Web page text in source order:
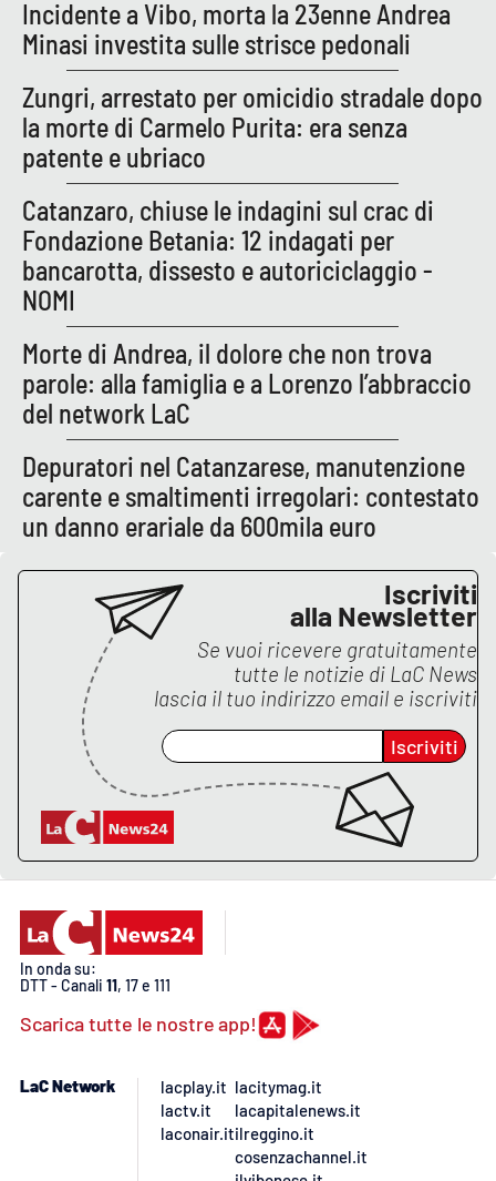
Incidente a Vibo, morta la 23enne Andrea
Minasi investita sulle strisce pedonali
Zungri, arrestato per omicidio stradale dopo
la morte di Carmelo Purita: era senza
patente e ubriaco
Catanzaro, chiuse le indagini sul crac di
Fondazione Betania: 12 indagati per
bancarotta, dissesto e autoriciclaggio -
NOMI
Morte di Andrea, il dolore che non trova
parole: alla famiglia e a Lorenzo l’abbraccio
del network LaC
Depuratori nel Catanzarese, manutenzione
carente e smaltimenti irregolari: contestato
un danno erariale da 600mila euro
Iscriviti
alla Newsletter
Se vuoi ricevere gratuitamente
tutte le notizie di LaC News
lascia il tuo indirizzo email e iscriviti
Iscriviti
In onda su:
DTT - Canali 11, 17 e 111
Scarica tutte le nostre app!
LaC Network
lacplay.it
lactv.it
laconair.it
lacitymag.it
lacapitalenews.it
ilreggino.it
cosenzachannel.it